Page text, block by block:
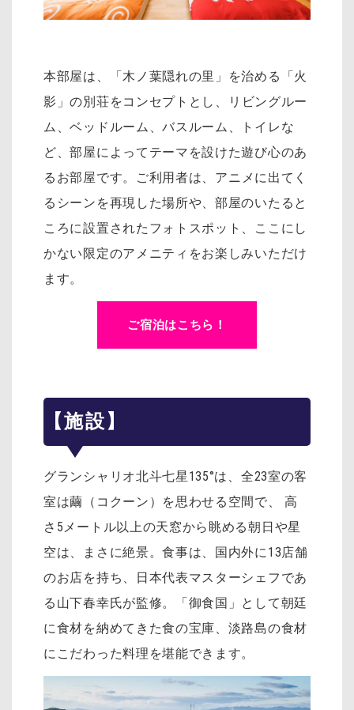
本部屋は、「木ノ葉隠れの里」を治める「火
影」の別荘をコンセプトとし、リ ビングルー
ム、ベッドルーム、バスルーム、トイレな
ど、部屋によってテーマを設けた遊び心のあ
るお部屋です。
ご利用者は、アニメに出てく
るシーンを再現した場所や、部屋のいたると
ころに設置されたフォトスポット、
ここにし
かない限定のアメニティをお楽しみいただけ
ます。
ご宿泊はこちら！
【施設】
グランシャリオ北斗七星135°は、全23室の客
室は繭（コクーン）を思わせる空間で、 高
さ5メートル以上の天窓から眺める朝日や星
空は、まさに絶景。食事は、国内外に13店舗
のお店を持ち、日本代表マスターシェフであ
る山下春幸氏が監修。「御食国」として朝廷
に食材を納めてきた食の宝庫、淡路島の食材
にこだわった料理を堪能できます。